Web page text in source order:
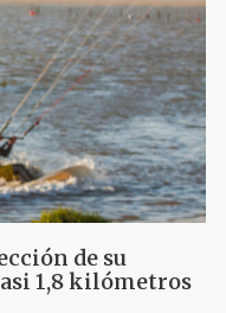
de su
1,8 kilómetros